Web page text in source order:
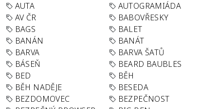
AUTA
AUTOGRAMIÁDA
AV ČR
BABOVŘESKY
BAGS
BALET
BANÁN
BANÁT
BARVA
BARVA ŠATŮ
BÁSEŇ
BEARD BAUBLES
BED
BĚH
BĚH NADĚJE
BESEDA
BEZDOMOVEC
BEZPEČNOST